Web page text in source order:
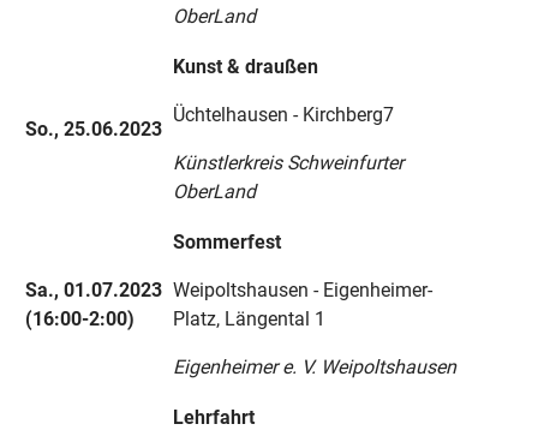
OberLand
So., 25.06.2023
Kunst & draußen
Üchtelhausen - Kirchberg7
Künstlerkreis Schweinfurter
OberLand
Sa., 01.07.2023
(16:00-2:00)
Sommerfest
Weipoltshausen - Eigenheimer-
Platz, Längental 1
Eigenheimer e. V. Weipoltshausen
Lehrfahrt